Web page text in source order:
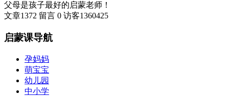
父母是孩子最好的启蒙老师！
文章1372 留言 0 访客1360425
启蒙课导航
孕妈妈
萌宝宝
幼儿园
中小学